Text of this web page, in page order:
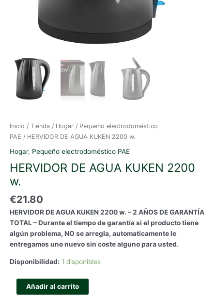
Inicio / Tienda / Hogar / Pequeño electrodoméstico
PAE / HERVIDOR DE AGUA KUKEN 2200 w.
Hogar, Pequeño electrodoméstico PAE
HERVIDOR DE AGUA KUKEN 2200
w.
€21.80
HERVIDOR DE AGUA KUKEN 2200 w. – 2 AÑOS DE GARANTÍA
TOTAL – Durante el tiempo de garantía si el producto tiene
algún problema, NO se arregla, automaticamente le
entregamos uno nuevo sin coste alguno para usted.
Disponibilidad: 1 disponibles
HERVIDOR
DE
Añadir al carrito